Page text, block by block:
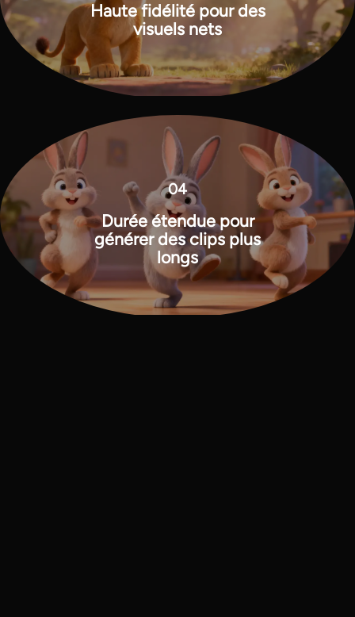
Haute fidélité pour des
visuels nets
04
Durée étendue pour
générer des clips plus
longs